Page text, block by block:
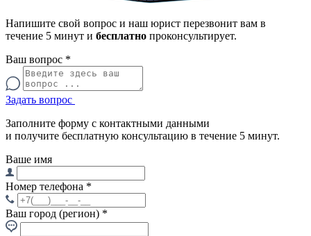
Напишите свой вопрос и наш юрист перезвонит вам в
течение 5 минут и бесплатно проконсультирует.
Ваш вопрос *
Задать вопрос
Заполните форму с контактными данными
и получите бесплатную консультацию в течение 5 минут.
Ваше имя
Номер телефона *
Ваш город (регион) *